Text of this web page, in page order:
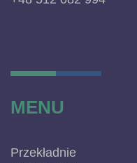
MENU
Przekładnie